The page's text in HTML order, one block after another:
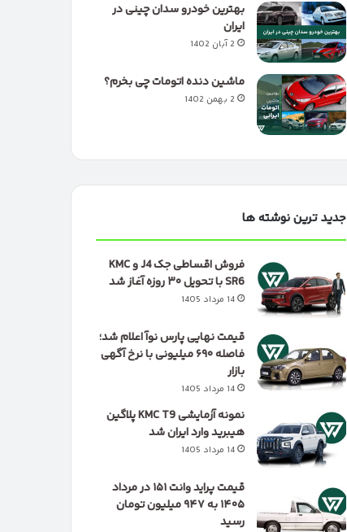
بهترین خودرو سدان چینی در
ایران
2 آبان 1402
ماشین دنده اتومات چی بخرم؟
2 بهمن 1402
جدید ترین نوشته ها
فروش اقساطی جک J4 و KMC
SR6 با تحویل ۳۰ روزه آغاز شد
14 مرداد 1405
قیمت نهایی پارس نوآ اعلام شد؛
فاصله ۶۹۰ میلیونی با نرخ آگهی
بازار
14 مرداد 1405
نمونه آزمایشی KMC T9 پلاگین
هیبرید وارد ایران شد
14 مرداد 1405
قیمت پراید وانت ۱۵۱ در مرداد
۱۴۰۵ به ۹۴۷ میلیون تومان
رسید